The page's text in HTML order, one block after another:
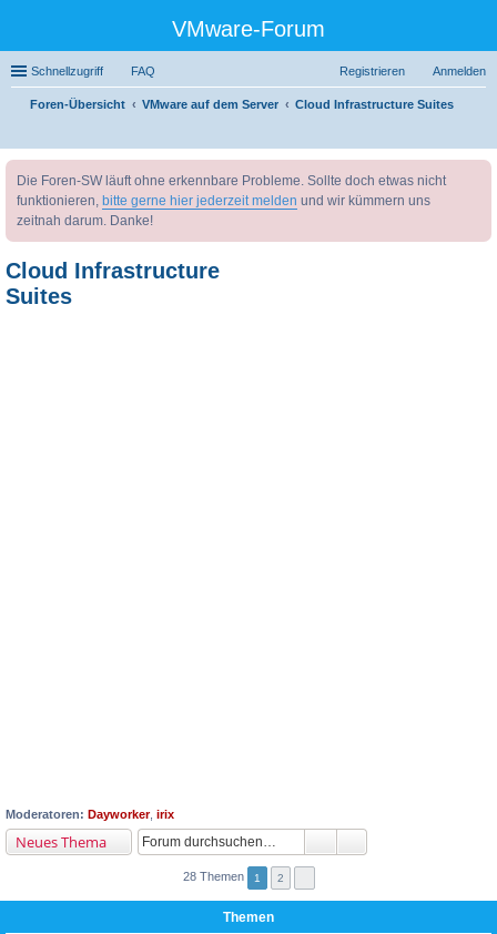
VMware-Forum
Schnellzugriff FAQ Anmelden
Registrieren
Foren-Übersicht VMware auf dem Server Cloud Infrastructure Suites
uc
Die Foren-SW läuft ohne erkennbare Probleme. Sollte doch etwas nicht
funktionieren, bitte gerne hier jederzeit melden und wir kümmern uns
zeitnah darum. Danke!
Cloud Infrastructure
Suites
Moderatoren: Dayworker, irix
Neues Thema
28 Themen 1 2
Themen